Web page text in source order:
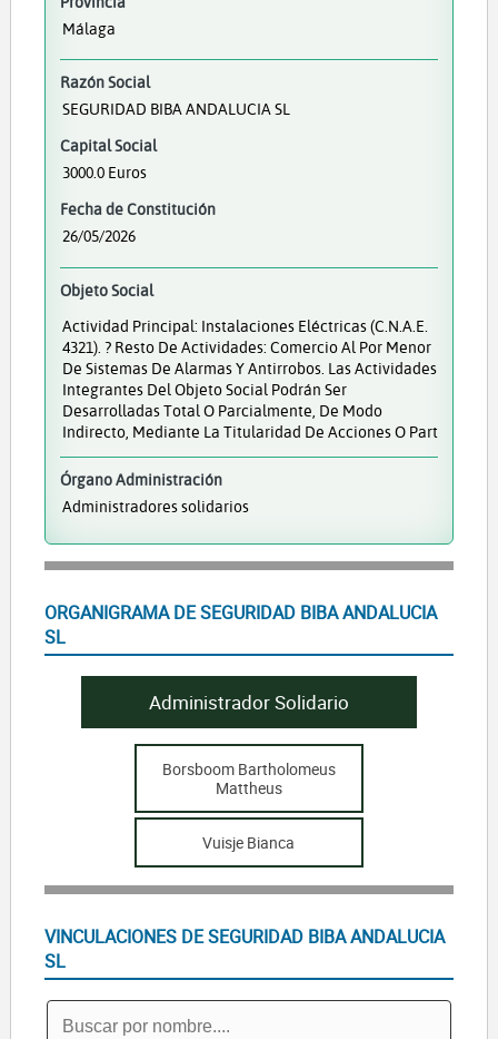
Málaga
Razón Social
SEGURIDAD BIBA ANDALUCIA SL
Capital Social
3000.0 Euros
Fecha de Constitución
26/05/2026
Objeto Social
Actividad Principal: Instalaciones Eléctricas (C.N.A.E.
4321). ? Resto De Actividades: Comercio Al Por Menor
De Sistemas De Alarmas Y Antirrobos. Las Actividades
Integrantes Del Objeto Social Podrán Ser
Desarrolladas Total O Parcialmente, De Modo
Indirecto, Mediante La Titularidad De Acciones O Part
Órgano Administración
Administradores solidarios
ORGANIGRAMA DE SEGURIDAD BIBA ANDALUCIA
SL
Administrador Solidario
Borsboom Bartholomeus
Mattheus
Vuisje Bianca
VINCULACIONES DE SEGURIDAD BIBA ANDALUCIA
SL